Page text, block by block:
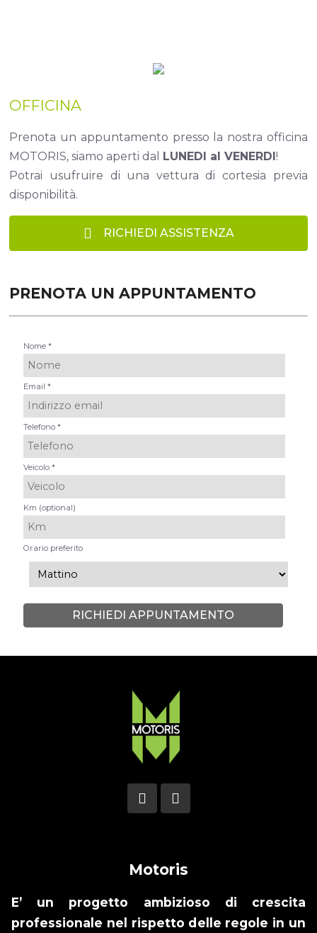
OFFICINA
Prenota un appuntamento presso la nostra officina
MOTORIS, siamo aperti dal LUNEDI al VENERDI!
Potrai usufruire di una vettura di cortesia previa
disponibilità.
RICHIEDI ASSISTENZA
PRENOTA UN APPUNTAMENTO
Nome *
Email *
Telefono *
Veicolo *
Km (optional)
Orario preferito
RICHIEDI APPUNTAMENTO
Motoris
E’ un progetto ambizioso di crescita
professionale nel rispetto delle regole in un